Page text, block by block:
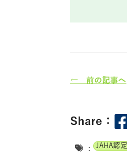
← 前の記事へ
Share：
: